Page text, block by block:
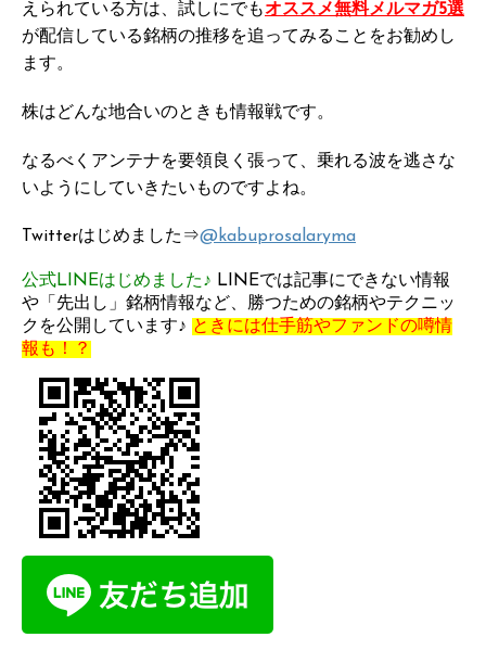
えられている方は、試しにでもオススメ無料メルマガ5選
が配信している銘柄の推移を追ってみることをお勧めし
ます。
株はどんな地合いのときも情報戦です。
なるべくアンテナを要領良く張って、乗れる波を逃さな
いようにしていきたいものですよね。
Twitterはじめました⇒@kabuprosalaryma
公式LINEはじめました♪ LINEでは記事にできない情報
や「先出し」銘柄情報など、勝つための銘柄やテクニッ
クを公開しています♪ ときには仕手筋やファンドの噂情
報も！？